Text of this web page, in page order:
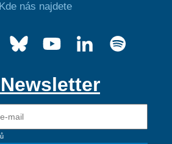
Kde nás najdete